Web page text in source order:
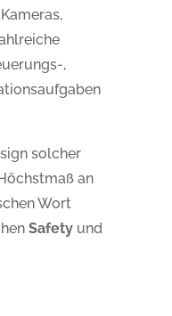
,
solcher
an
Wort
Safetyund